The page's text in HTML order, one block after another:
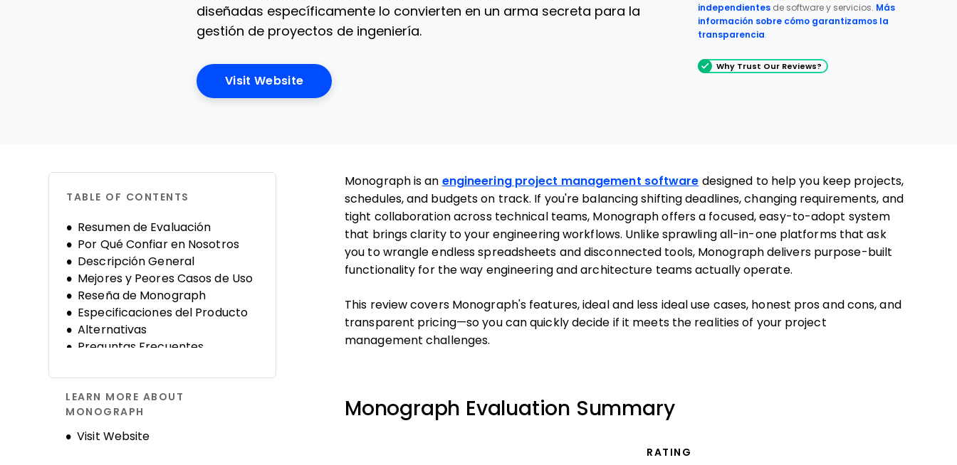
diseñadas específicamente lo convierten en un arma secreta para la
gestión de proyectos de ingeniería.
Visit WebsiteOpens New Window
independientes de software y servicios. Más
información sobre cómo garantizamos la
transparencia.
Why Trust Our Reviews?
TABLE OF CONTENTS
Resumen de Evaluación
Por Qué Confiar en Nosotros
Descripción General
Mejores y Peores Casos de Uso
Reseña de Monograph
Especificaciones del Producto
Alternativas
Preguntas Frecuentes
LEARN MORE ABOUT
MONOGRAPH
Visit Website
Opens new window
Monograph is an engineering project management software designed to help you keep projects,
schedules, and budgets on track. If you're balancing shifting deadlines, changing requirements, and
tight collaboration across technical teams, Monograph offers a focused, easy-to-adopt system
that brings clarity to your engineering workflows. Unlike sprawling all-in-one platforms that ask
you to wrangle endless spreadsheets and disconnected tools, Monograph delivers purpose-built
functionality for the way engineering and architecture teams actually operate.
This review covers Monograph's features, ideal and less ideal use cases, honest pros and cons, and
transparent pricing—so you can quickly decide if it meets the realities of your project
management challenges.
Monograph Evaluation Summary
RATING